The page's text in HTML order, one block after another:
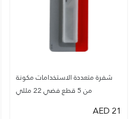
شفرة متعددة الاستخدامات مكونة
من 5 قطع فضي 22 مللي
21
AED